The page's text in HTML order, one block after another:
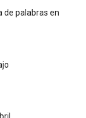
de palabras en